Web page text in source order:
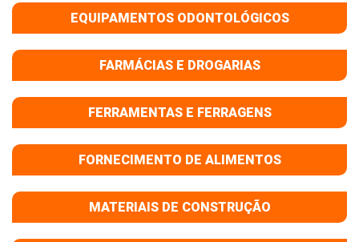
EQUIPAMENTOS ODONTOLÓGICOS
FARMÁCIAS E DROGARIAS
FERRAMENTAS E FERRAGENS
FORNECIMENTO DE ALIMENTOS
MATERIAIS DE CONSTRUÇÃO